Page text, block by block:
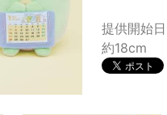
提供開始
約18cm